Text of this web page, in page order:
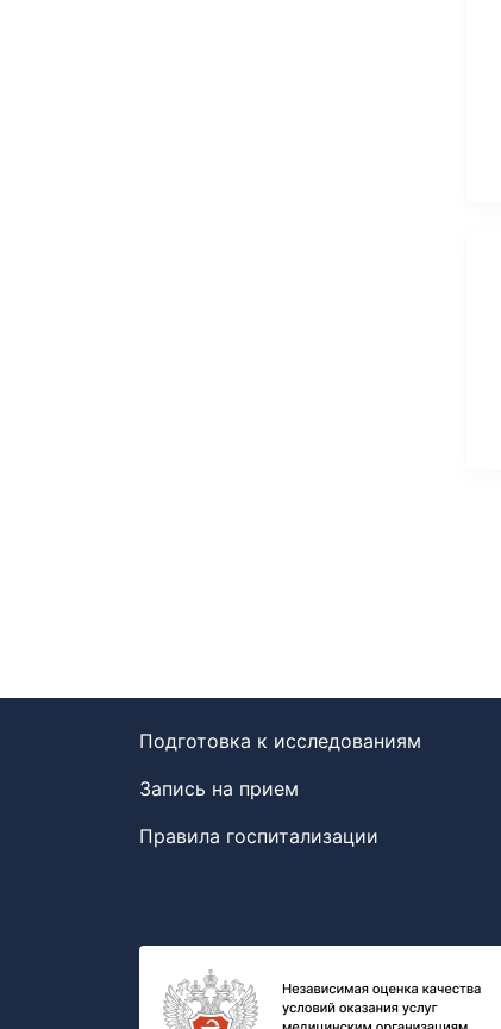
Подготовка к исследованиям
Запись на прием
Правила госпитализации